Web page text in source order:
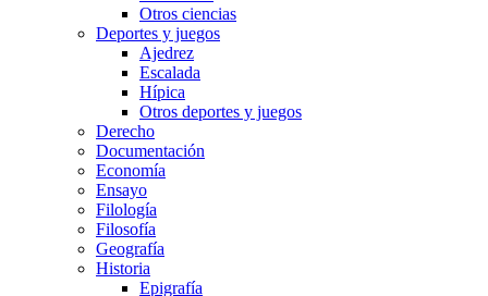
Otros ciencias
Deportes y juegos
Ajedrez
Escalada
Hípica
Otros deportes y juegos
Derecho
Documentación
Economía
Ensayo
Filología
Filosofía
Geografía
Historia
Epigrafía